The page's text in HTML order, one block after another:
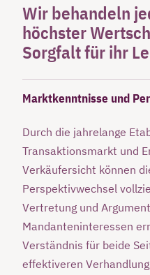
Wir behandeln
höchster
Sorgfalt für ihr
Marktkenntnisse und
Durch die jahrelange
Transaktionsmarkt und
Verkäufersicht können
Perspektivwechsel
Vertretung und
Mandanteninteressen
Verständnis für beide
effektiveren